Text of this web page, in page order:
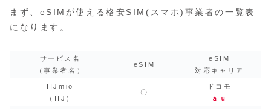
まず、eSIMが使える格安SIM(スマホ)事業者の一覧表
になります。
サービス名
（事業者名）
eSIM
eSIM
対応キャリア
IIJmio
（IIJ）
〇
ドコモ
ａｕ